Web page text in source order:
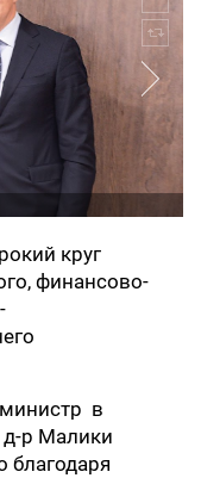
круг
финансово-
в
р Малики
благодаря